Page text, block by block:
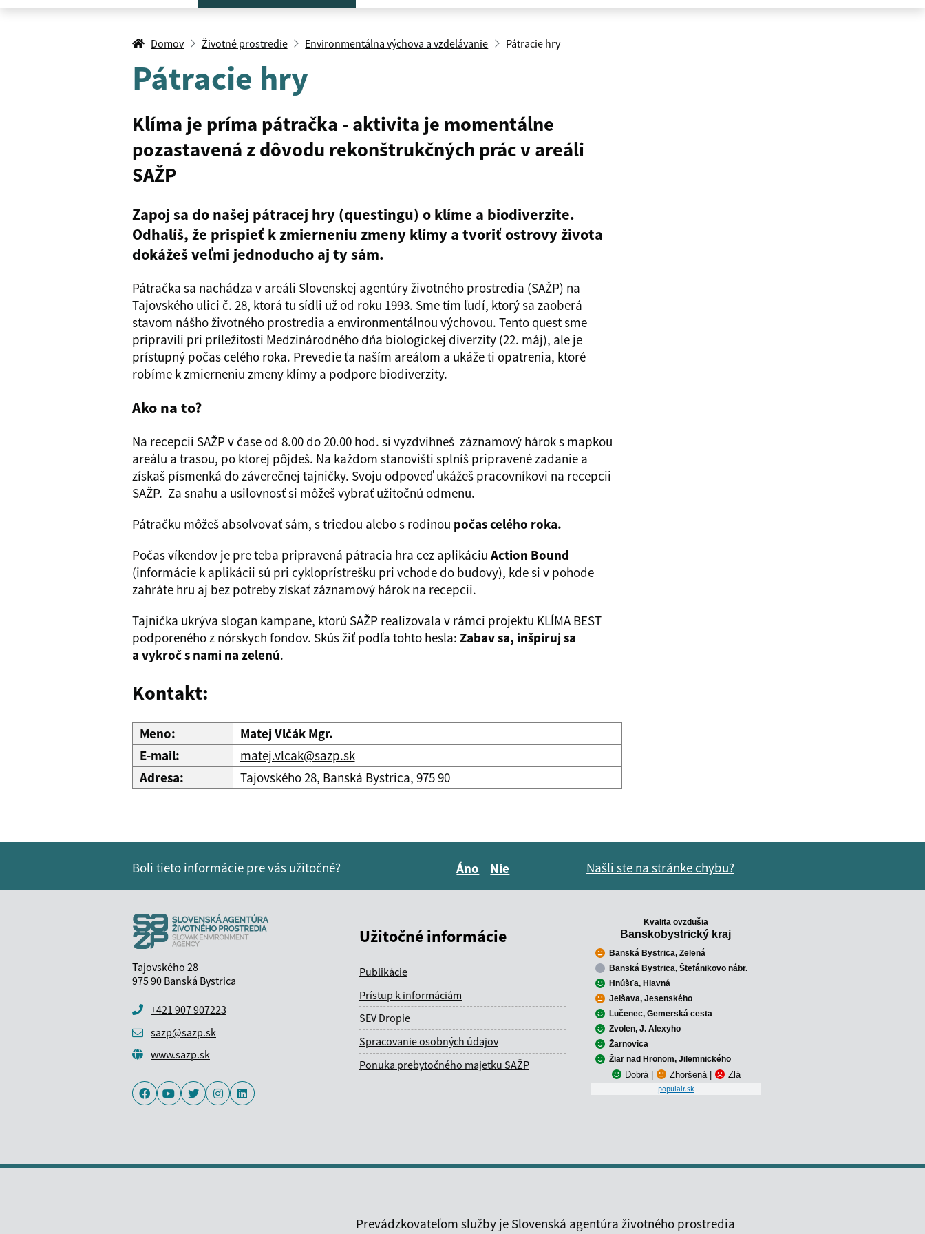
Domov Životné prostredie Environmentálna výchova a vzdelávanie Pátracie hry
Pátracie hry
Klíma je príma pátračka - aktivita je momentálne
pozastavená z dôvodu rekonštrukčných prác v areáli
SAŽP
Zapoj sa do našej pátracej hry (questingu) o klíme a biodiverzite.
Odhalíš, že prispieť k zmierneniu zmeny klímy a tvoriť ostrovy života
dokážeš veľmi jednoducho aj ty sám.
Pátračka sa nachádza v areáli Slovenskej agentúry životného prostredia (SAŽP) na
Tajovského ulici č. 28, ktorá tu sídli už od roku 1993. Sme tím ľudí, ktorý sa zaoberá
stavom nášho životného prostredia a environmentálnou výchovou. Tento quest sme
pripravili pri príležitosti Medzinárodného dňa biologickej diverzity (22. máj), ale je
prístupný počas celého roka. Prevedie ťa naším areálom a ukáže ti opatrenia, ktoré
robíme k zmierneniu zmeny klímy a podpore biodiverzity.
Ako na to?
Na recepcii SAŽP v čase od 8.00 do 20.00 hod. si vyzdvihneš záznamový hárok s mapkou
areálu a trasou, po ktorej pôjdeš. Na každom stanovišti splníš pripravené zadanie a
získaš písmenká do záverečnej tajničky. Svoju odpoveď ukážeš pracovníkovi na recepcii
SAŽP. Za snahu a usilovnosť si môžeš vybrať užitočnú odmenu.
Pátračku môžeš absolvovať sám, s triedou alebo s rodinou počas celého roka.
Počas víkendov je pre teba pripravená pátracia hra cez aplikáciu Action Bound
(informácie k aplikácii sú pri cykloprístrešku pri vchode do budovy), kde si v pohode
zahráte hru aj bez potreby získať záznamový hárok na recepcii.
Tajnička ukrýva slogan kampane, ktorú SAŽP realizovala v rámci projektu KLÍMA BEST
podporeného z nórskych fondov. Skús žiť podľa tohto hesla: Zabav sa, inšpiruj sa
a vykroč s nami na zelenú.
Kontakt:
Meno:
Matej Vlčák Mgr.
E-mail:
matej.vlcak@sazp.sk
Adresa:
Tajovského 28, Banská Bystrica, 975 90
Boli tieto informácie pre vás užitočné?
Áno
Nie
Našli ste na stránke chybu?
Tajovského 28
975 90 Banská Bystrica
+421 907 907223
sazp@sazp.sk
www.sazp.sk
FacebookYoutubeTwitterInstagramLinkedIn
Užitočné informácie
Publikácie
Prístup k informáciám
SEV Dropie
Spracovanie osobných údajov
Ponuka prebytočného majetku SAŽP
Kvalita ovzdušia
Banskobystrický kraj
Banská Bystrica, Zelená
Banská Bystrica, Štefánikovo nábr.
Hnúšťa, Hlavná
Jelšava, Jesenského
Lučenec, Gemerská cesta
Zvolen, J. Alexyho
Žarnovica
Žiar nad Hronom, Jilemnického
Dobrá | Zhoršená | Zlá
populair.sk
Prevádzkovateľom služby je Slovenská agentúra životného prostredia